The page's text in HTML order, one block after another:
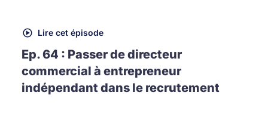
Lire cet épisode
Ep. 64 : Passer de directeur
commercial à entrepreneur
indépendant dans le recrutement